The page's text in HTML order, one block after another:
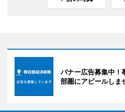
バナー広告募集中！
部圏にアピールしま